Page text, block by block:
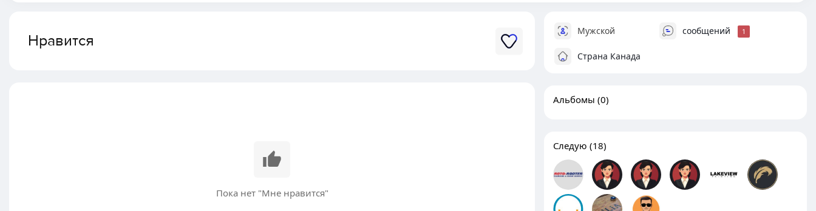
Нравится
Пока нет "Мне нравится"
Мужской сообщений 1
Страна Канада
Альбомы (0)
Следую (18)